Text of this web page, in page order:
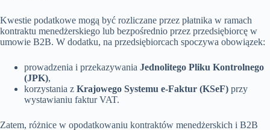
Kwestie podatkowe mogą być rozliczane przez płatnika w ramach
kontraktu menedżerskiego lub bezpośrednio przez przedsiębiorcę w
umowie B2B. W dodatku, na przedsiębiorcach spoczywa obowiązek:
prowadzenia i przekazywania Jednolitego Pliku Kontrolnego
(JPK),
korzystania z Krajowego Systemu e-Faktur (KSeF) przy
wystawianiu faktur VAT.
Zatem, różnice w opodatkowaniu kontraktów menedżerskich i B2B